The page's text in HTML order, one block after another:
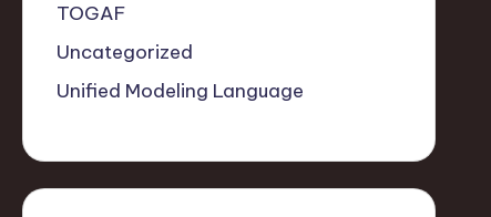
TOGAF
Uncategorized
Unified Modeling Language